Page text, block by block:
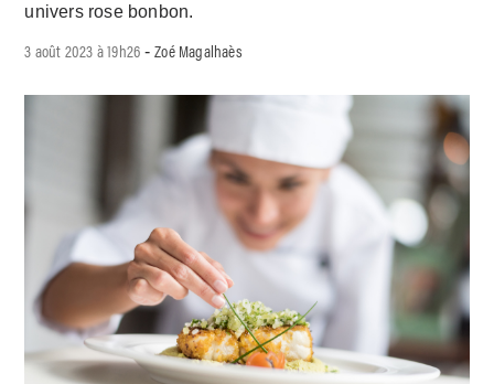
univers rose bonbon.
3 août 2023 à 19h26 -Zoé Magalhaès